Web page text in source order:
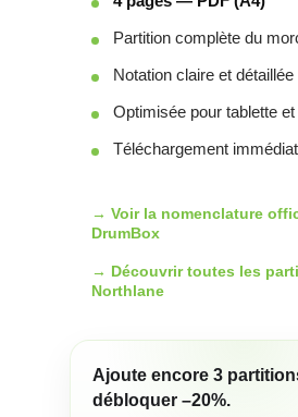
Partition complète du
Notation claire et détaillée
Optimisée pour tablette
Téléchargement immédiat
→ Voir la nomenclature
DrumBox
→ Découvrir toutes les
Northlane
Ajoute encore 3
débloquer –20%.